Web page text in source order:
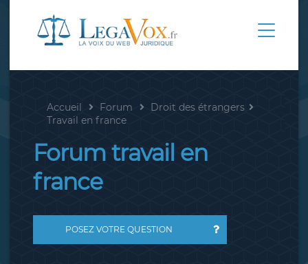
Accueil Forum
Droit des étrangers
Travail en france
Forum travail en
france
POSEZ VOTRE QUESTION